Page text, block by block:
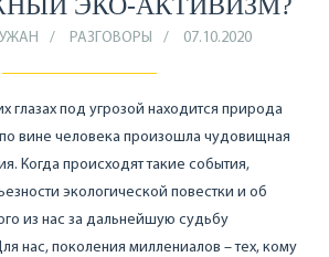
РАЗГОВОРЫ 07.10.2020
глазах под угрозой находится природа
по вине человека произошла чудовищная
Когда происходят такие события,
экологической повестки и об
из нас за дальнейшую судьбу
нас, поколения миллениалов – тех, кому